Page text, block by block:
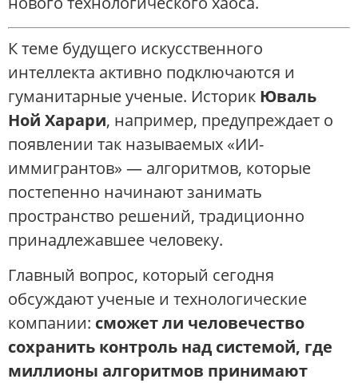
К теме будущего искусственного
интеллекта активно подключаются и
гуманитарные ученые. Историк Юваль
Ной Харари, например, предупреждает о
появлении так называемых «ИИ-
иммигрантов» — алгоритмов, которые
постепенно начинают занимать
пространство решений, традиционно
принадлежавшее человеку.
Главный вопрос, который сегодня
обсуждают ученые и технологические
компании: сможет ли человечество
сохранить контроль над системой, где
миллионы алгоритмов принимают